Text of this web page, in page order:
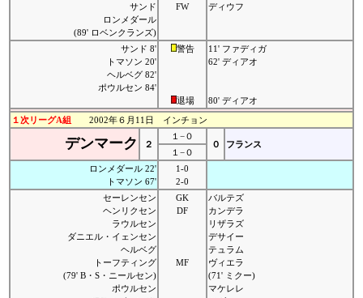
サンド
ロンメダール
(89' ロベンクランズ)
FW
ディウフ
サンド 8'
トマソン 20'
ヘルベグ 82'
ポウルセン 84'
警告
退場
11' ファディガ
62' ディアオ
80' ディアオ
１次リーグA組 2002年６月11日 インチョン
デンマーク ２
１−０
０
フランス
１−０
ロンメダール 22'
トマソン 67'
1-0
2-0
セーレンセン
ヘンリクセン
ラウルセン
ダニエル・イェンセン
ヘルベグ
トーフティング
(79' B・S・ニールセン)
ポウルセン
GK
DF
MF
バルテズ
カンデラ
リザラズ
デサイー
テュラム
ヴィエラ
(71' ミクー)
マケレレ